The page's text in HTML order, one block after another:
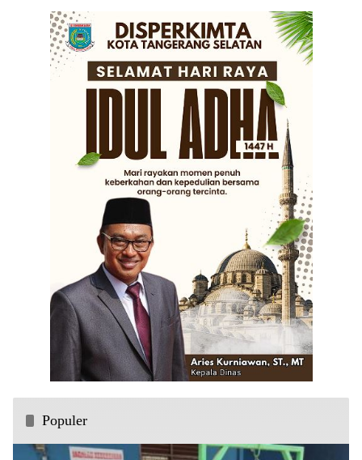
Populer